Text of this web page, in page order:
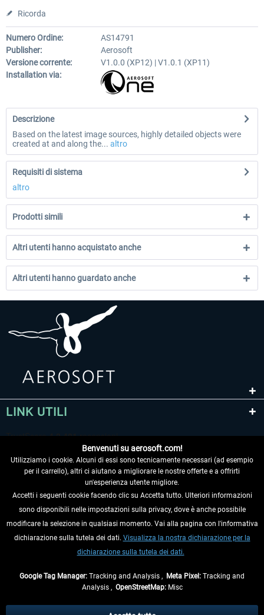
Ricorda
Numero Ordine:
AS14791
Publisher:
Aerosoft
Versione corrente:
V1.0.0 (XP12) | V1.0.1 (XP11)
Installation via:
Descrizione
Based on the latest image sources, highly detailed objects were
created at and along the... altro
Requisiti di sistema
altro
Prodotti simili
Altri utenti hanno acquistato anche
Altri utenti hanno guardato anche
LINK UTILI
RECEDERE DAL CONTRATTO
INFORMAZIONI
Benvenuti su aerosoft.com!
Utilizziamo i cookie. Alcuni di essi sono tecnicamente necessari (ad esempio
per il carrello), altri ci aiutano a migliorare le nostre offerte e a offrirti
un'esperienza utente migliore.
Accetti i seguenti cookie facendo clic su Accetta tutto. Ulteriori informazioni
sono disponibili nelle impostazioni sulla privacy, dove è anche possibile
modificare la selezione in qualsiasi momento. Vai alla pagina con l'informativa
dichiarazione sulla tutela dei dati. Visualizza la nostra dichiarazione per la
dichiarazione sulla tutela dei dati.
Google Tag Manager: Tracking and Analysis , Meta Pixel: Tracking and
Analysis , OpenStreetMap:Misc